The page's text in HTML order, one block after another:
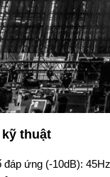
thuật
đáp ứng (-10dB):